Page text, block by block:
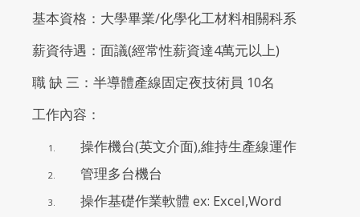
基本資格：大學畢業/化學化工材料相關科系
薪資待遇：面議(經常性薪資達4萬元以上)
職 缺 三：半導體產線固定夜技術員 10名
工作內容：
操作機台(英文介面),維持生產線運作
管理多台機台
操作基礎作業軟體 ex: Excel,Word